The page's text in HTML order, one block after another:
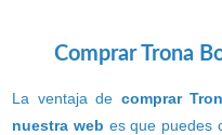
Comprar Trona
La ventaja de comprar
nuestra web es que puedes